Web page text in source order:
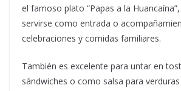
el famoso plato “Papas a la
servirse como entrada o
celebraciones y comidas familiares.
También es excelente para untar en
sándwiches o como salsa para